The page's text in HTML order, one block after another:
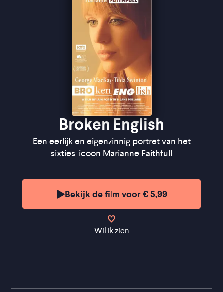
"The film catches the legend's last glow" ★★★
Broken English
Een eerlijk en eigenzinnig portret van het
sixties-icoon Marianne Faithfull
Bekijk de film voor € 5,99
Wil ik zien